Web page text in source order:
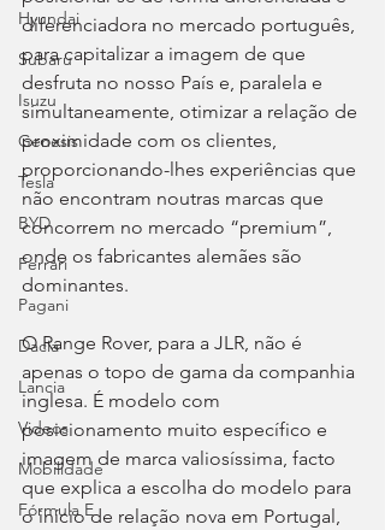
Hyundai
Subaru
Isuzu
Genesis
Tesla
BYD
Ferrari
Pagani
Dacia
Lancia
Videos
Mobilidade
Fórmula E
diferenciadora no mercado português,
para capitalizar a imagem de que
desfruta no nosso País e, paralela e
simultaneamente, otimizar a relação de
proximidade com os clientes,
proporcionando-lhes experiências que
não encontram noutras marcas que
concorrem no mercado “premium”,
onde os fabricantes alemães são
dominantes.
O Range Rover, para a JLR, não é
apenas o topo de gama da companhia
inglesa. É modelo com
posicionamento muito específico e
imagem de marca valiosíssima, facto
que explica a escolha do modelo para
o início de relação nova em Portugal,